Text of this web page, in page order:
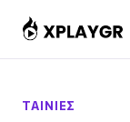
στο
περιεχόμενο
ΤΑΙΝΊΕΣ